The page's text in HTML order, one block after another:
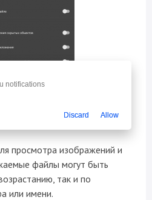
просмотра изображений и
файлы могут быть
так и по
или имени.
notifications
Discard Allow